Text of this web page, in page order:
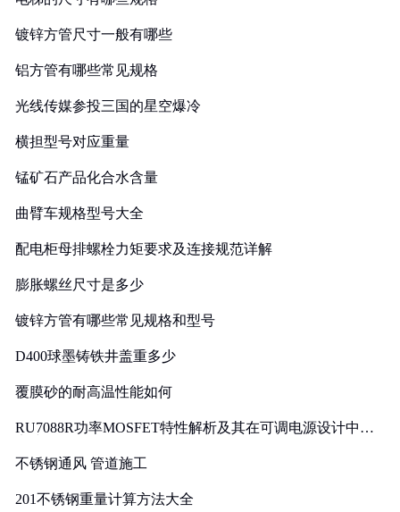
镀锌方管尺寸一般有哪些
铝方管有哪些常见规格
光线传媒参投三国的星空爆冷
横担型号对应重量
锰矿石产品化合水含量
曲臂车规格型号大全
配电柜母排螺栓力矩要求及连接规范详解
膨胀螺丝尺寸是多少
镀锌方管有哪些常见规格和型号
D400球墨铸铁井盖重多少
覆膜砂的耐高温性能如何
RU7088R功率MOSFET特性解析及其在可调电源设计中的
不锈钢通风 管道施工
201不锈钢重量计算方法大全